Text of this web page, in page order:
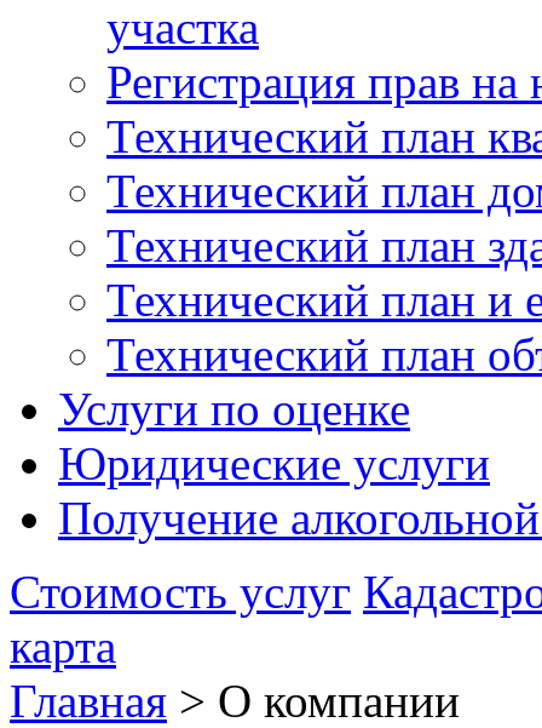
участка
Регистрация прав
Технический план
Технический план
Технический план
Технический план и
Технический план
Услуги по оценке
Юридические услуги
Получение
Стоимость услуг
карта
Главная > О компании